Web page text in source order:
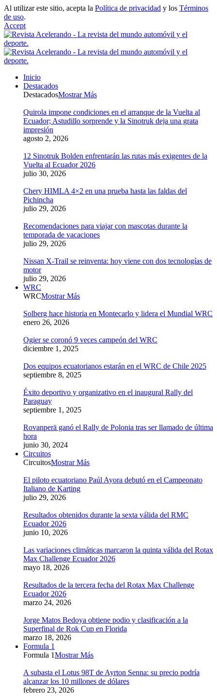
Al utilizar este sitio, acepta la Política de privacidad y los Términos
de uso.
Accept
Inicio
Destacados
DestacadosMostrar Más
Quirola impone condiciones en el arranque de la Vuelta al
Ecuador; Astudillo sorprende y la Sinotruk deja una grata
impresión
agosto 2, 2026
12 Sinotruk Bolden enfrentarán las rutas más exigentes de la
Vuelta al Ecuador 2026
julio 30, 2026
Chery HIMLA 4×2 en una prueba hasta las faldas del
Pichincha
julio 29, 2026
Recomendaciones para viajar con mascotas durante la
temporada de vacaciones
julio 29, 2026
Nissan X-Trail se reinventa: hoy viene con dos tecnologías de
motor
julio 29, 2026
WRC
WRCMostrar Más
Solberg hace historia en Montecarlo y lidera el Mundial WRC
enero 26, 2026
Ogier se coronó 9 veces campeón del WRC
diciembre 1, 2025
Dos equipos ecuatorianos estarán en el WRC de Chile 2025
septiembre 8, 2025
Éxito deportivo y organizativo en el inaugural Rally del
Paraguay
septiembre 1, 2025
Rovanperä ganó el Rally de Polonia tras ser llamado de última
hora
junio 30, 2024
Circuitos
CircuitosMostrar Más
El piloto ecuatoriano Paúl Ayora debutó en el Campeonato
Italiano de Karting
julio 29, 2026
Resultados obtenidos durante la sexta válida del RMC
Ecuador 2026
junio 10, 2026
Las variaciones climáticas marcaron la quinta válida del Rotax
Max Challenge Ecuador 2026
mayo 18, 2026
Resultados de la tercera fecha del Rotax Max Challenge
Ecuador 2026
marzo 24, 2026
Jorge Matos Bedoya obtiene podio y clasificación a la
Superfinal de Rok Cup en Florida
marzo 18, 2026
Formula 1
Formula 1Mostrar Más
A subasta el Lotus 98T de Ayrton Senna: su precio podría
alcanzar los 10 millones de dólares
febrero 23, 2026